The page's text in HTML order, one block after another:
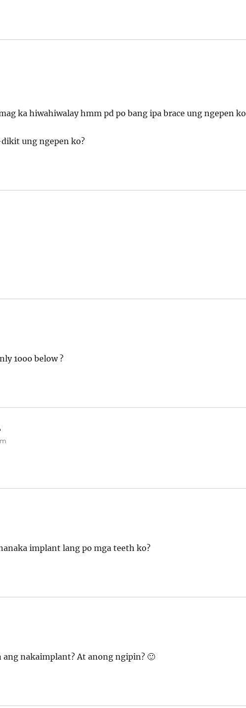
ka hiwahiwalay hmm pd po bang ipa brace ung ngepen ko
ung ngepen ko?
1ooo below ?
implant lang po mga teeth ko?
ang nakaimplant? At anong ngipin? 🙂